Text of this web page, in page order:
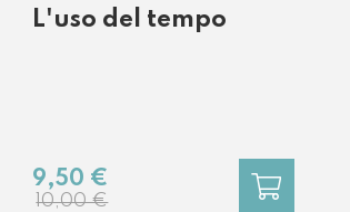
L'uso del tempo
10,00 €
9,50 €